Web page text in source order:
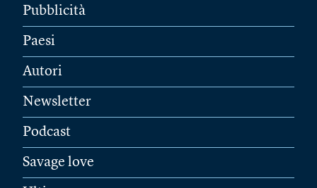
Pubblicità
Paesi
Autori
Newsletter
Podcast
Savage love